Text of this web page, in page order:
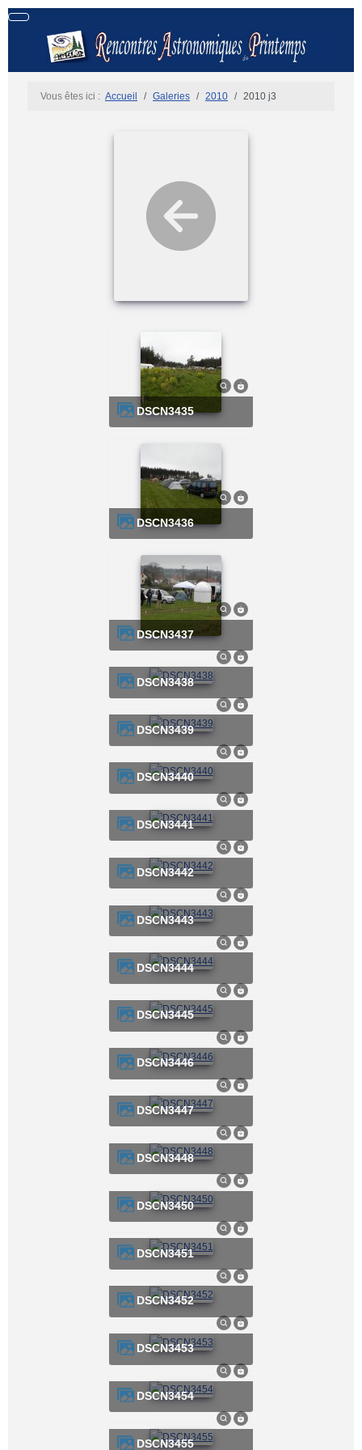
Vous êtes ici : Accueil Galeries 2010 2010 j3
DSCN3435
DSCN3436
DSCN3437
DSCN3438
DSCN3439
DSCN3440
DSCN3441
DSCN3442
DSCN3443
DSCN3444
DSCN3445
DSCN3446
DSCN3447
DSCN3448
DSCN3450
DSCN3451
DSCN3452
DSCN3453
DSCN3454
DSCN3455